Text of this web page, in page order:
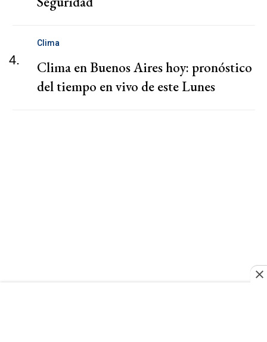
4.
Clima
Clima en Buenos Aires hoy: pronóstico
del tiempo en vivo de este Lunes